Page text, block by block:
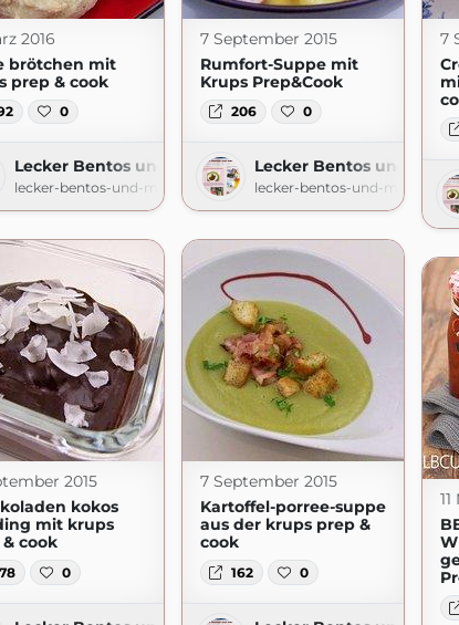
2016
brötchen mit
prep & cook
0
Lecker Bentos und mehr
lecker-bentos-und-mehr.blogspot.com
7 September 2015
Rumfort-Suppe mit
Krups Prep&Cook
206 0
Lecker Bentos und mehr
lecker-bentos-und-
7
2015
kokos
mit krups
cook
0
7 September 2015
Kartoffel-porree-suppe
aus der krups prep &
cook
162 0